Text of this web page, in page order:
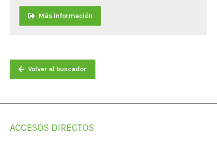
Más información
Volver al buscador
ACCESOS DIRECTOS